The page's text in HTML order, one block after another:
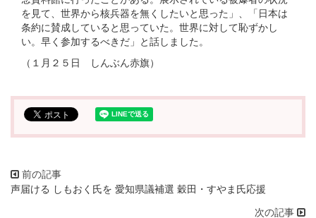
を見て、世界から核兵器を無くしたいと思った」、「日本は
条約に賛成していると思っていた。世界に対して恥ずかし
い。早く参加するべきだ」と話しました。
（１月２５日 しんぶん赤旗）
声届ける しもおく氏を 愛知県議補選 穀田・すやま氏応援